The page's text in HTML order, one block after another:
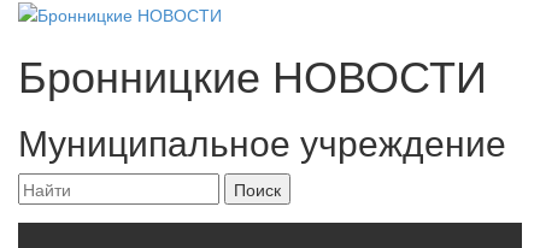
Бронницкие НОВОСТИ
Муниципальное учреждение